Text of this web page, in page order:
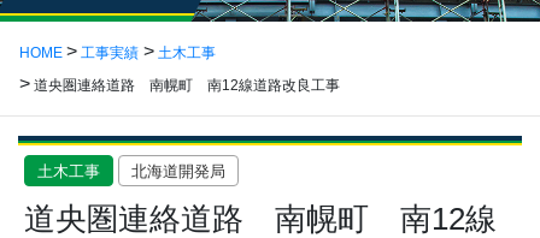
HOME 工事実績
土木工事
道央圏連絡道路 南幌町 南12線道路改良工事
土木工事 北海道開発局
道央圏連絡道路 南幌町 南12線